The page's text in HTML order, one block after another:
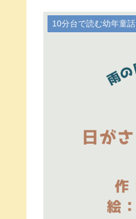
10分台で読む幼年童話